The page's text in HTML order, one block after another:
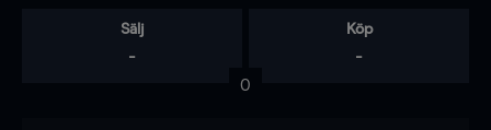
Sälj
-
Köp
-
0